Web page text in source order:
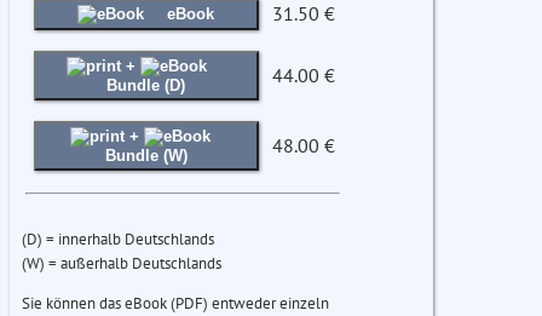
eBook 31.50 €
+
Bundle (D)
44.00 €
+
Bundle (W)
48.00 €
(D) = innerhalb Deutschlands
(W) = außerhalb Deutschlands
Sie können das eBook (PDF) entweder einzeln